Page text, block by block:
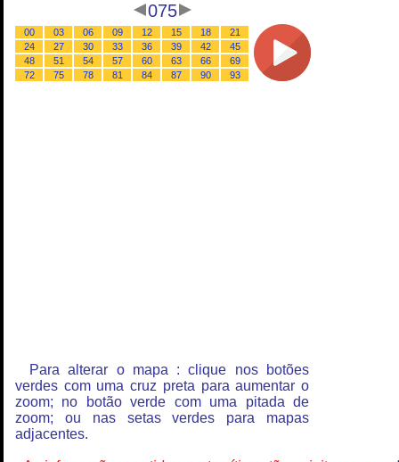
075
00 03 06 09 12 15 18
21
24
27 30 33 36 39 42
45
48
51 54 57 60 63 66
69
72
75 78 81 84 87 90 93
Para alterar o mapa : clique nos botões
verdes com uma cruz preta para aumentar o
zoom; no botão verde com uma pitada de
zoom; ou nas setas verdes para mapas
adjacentes.